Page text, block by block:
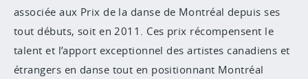
associée aux Prix de la danse de Montréal depuis ses
tout débuts, soit en 2011. Ces prix récompensent le
talent et l’apport exceptionnel des artistes canadiens et
étrangers en danse tout en positionnant Montréal